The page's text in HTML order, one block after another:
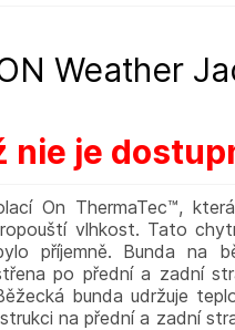
Weather
nie je
On ThermaTec™,
vlhkost. Tato
příjemně. Bunda na
po přední a zadní
bunda udržuje
na přední a zadní